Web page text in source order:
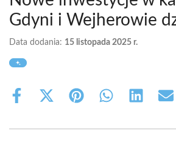
Gdyni i Wejherowie
Data dodania: 15 listopada 2025 r.
Share
Share
(Twitter)
Share Share Share